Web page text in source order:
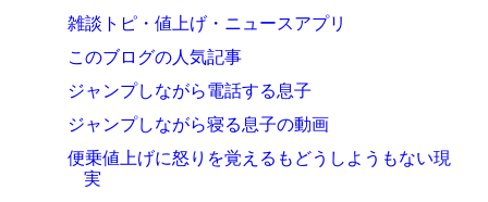
雑談トピ・値上げ・ニュースアプリ
このブログの人気記事
ジャンプしながら電話する息子
ジャンプしながら寝る息子の動画
便乗値上げに怒りを覚えるもどうしようもない現
実